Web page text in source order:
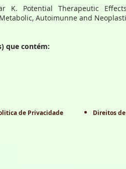
K. Potential Therapeutic
Autoimunne and
que contém:
de Privacidade Direitos